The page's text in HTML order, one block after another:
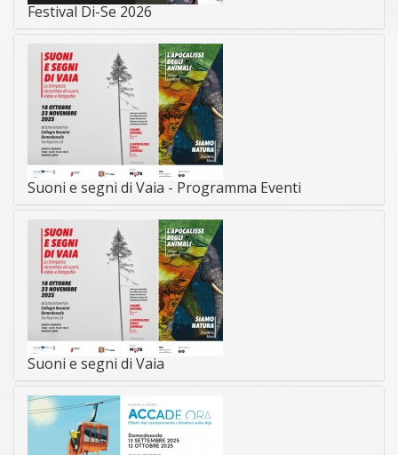
Festival Di-Se 2026
Suoni e segni di Vaia - Programma Eventi
Suoni e segni di Vaia